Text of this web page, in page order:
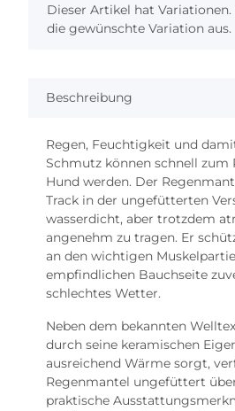
x
Dieser Artikel hat
die gewünschte Variation aus.
Beschreibung
Regen, Feuchtigkeit und
Schmutz können schnell zum
Hund werden. Der
Track in der ungefütterten
wasserdicht, aber trotzdem
angenehm zu tragen. Er
an den wichtigen
empfindlichen Bauchseite
schlechtes Wetter.
Neben dem bekannten
durch seine keramischen
ausreichend Wärme sorgt,
Regenmantel ungefüttert
praktische